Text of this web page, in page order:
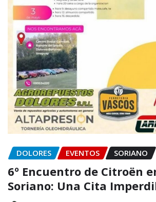
DOLORES EVENTOS SORIANO
6º Encuentro de Citroën
Soriano: Una Cita